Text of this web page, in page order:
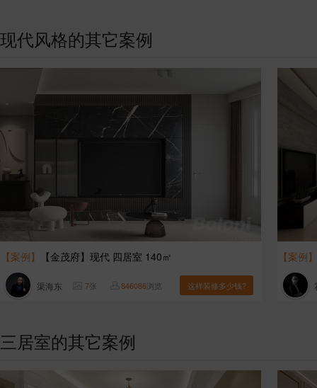
现代风格的其它案例
【案例】 【金茂府】现代 四居室 140㎡
渠海东 7张 846086浏览 这样装修多少钱?
【案例】
三居室的其它案例